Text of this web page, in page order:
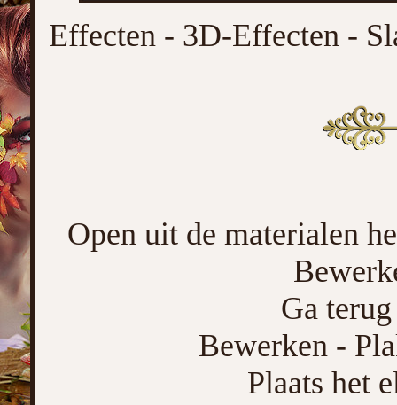
Effecten - 3D-Effecten -
Open uit de materialen
Ga
Bewerken -
Plaats het